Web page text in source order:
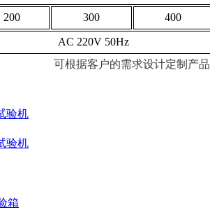
200 300 400
AC 220V 50Hz
需求设计定制产品
验机
验机